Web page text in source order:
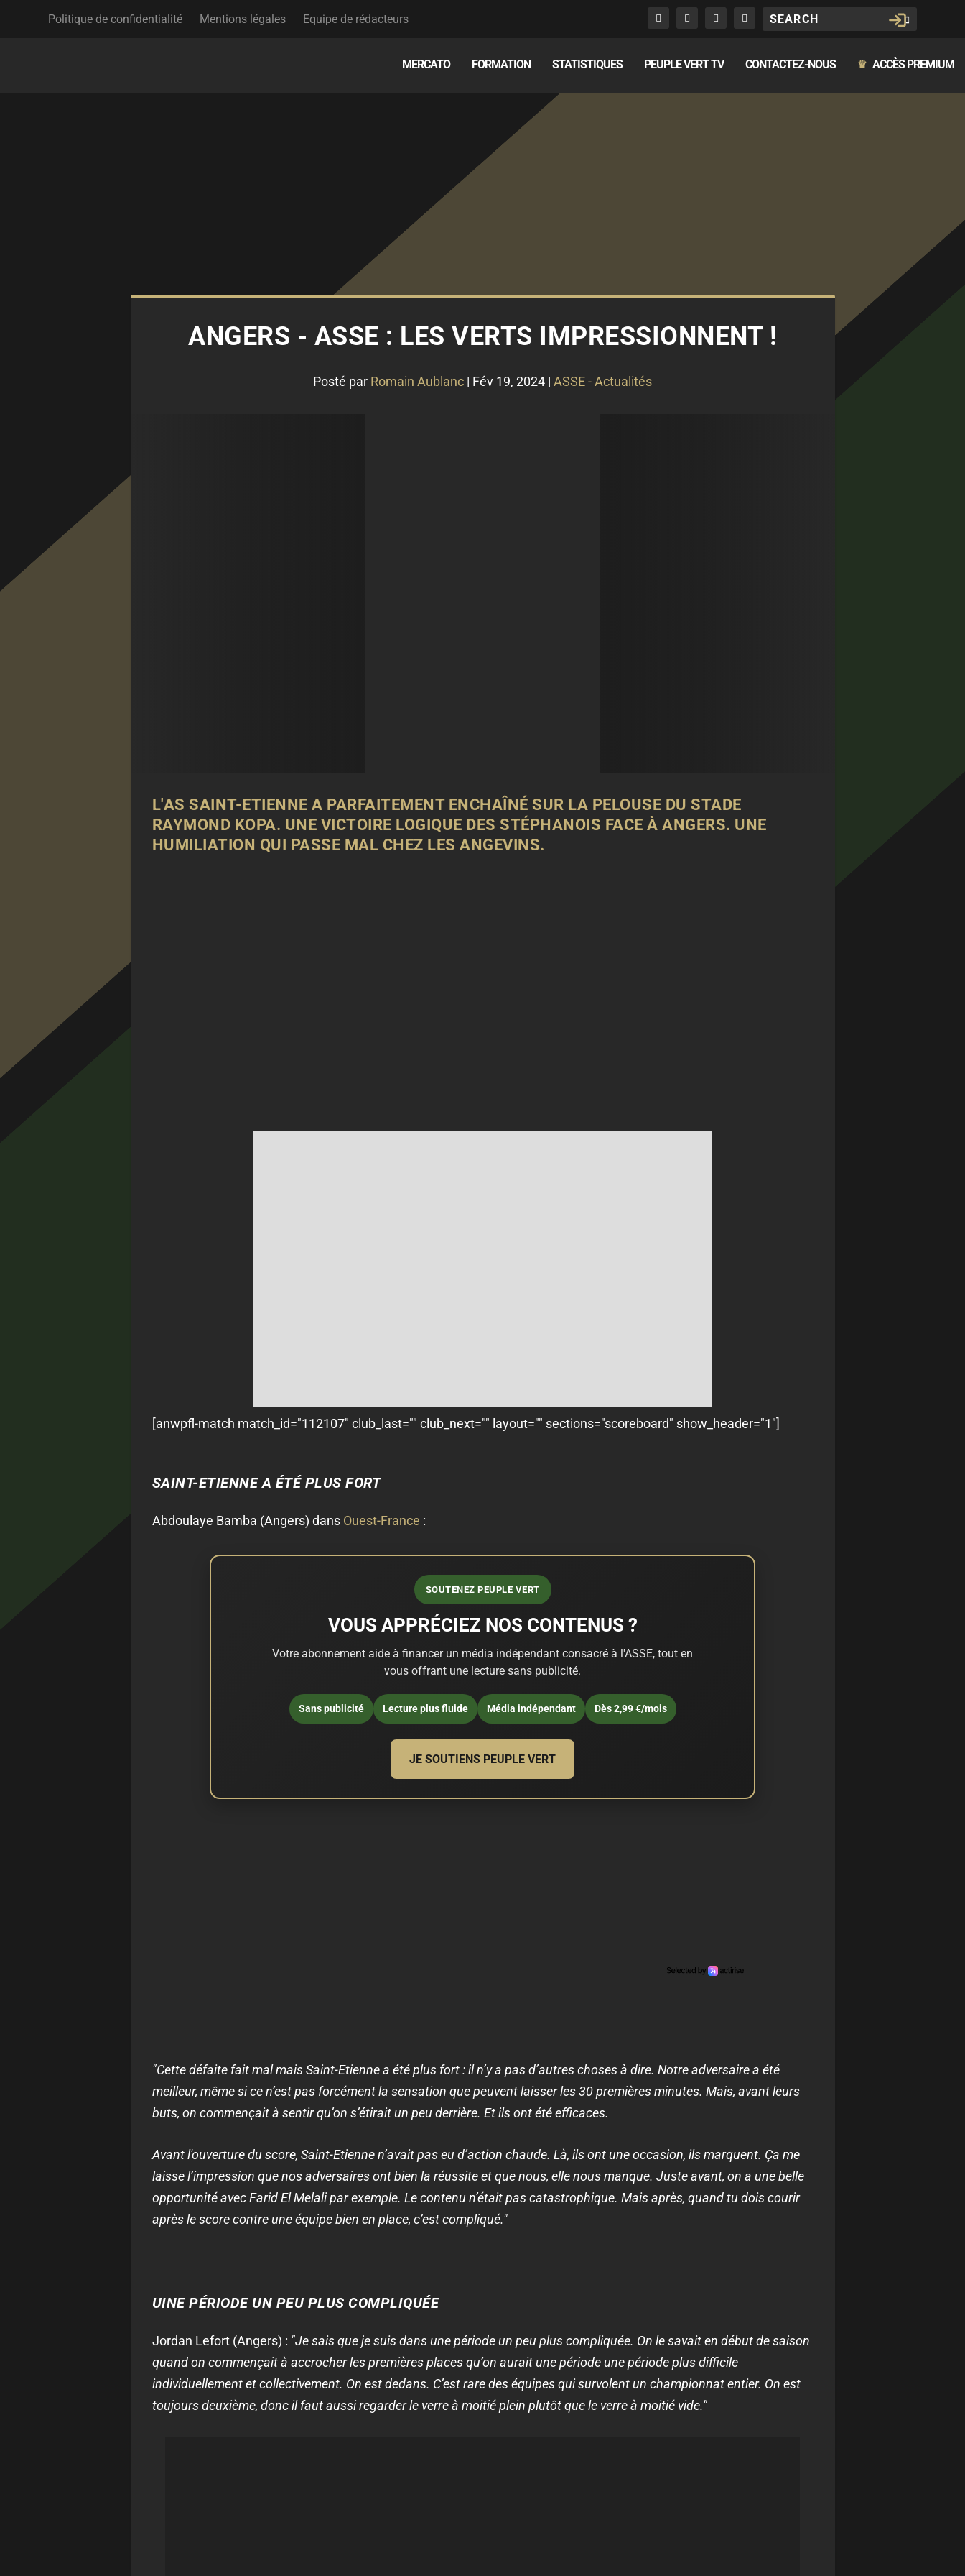
Politique de confidentialité Mentions légales Equipe de rédacteurs
MERCATO FORMATION STATISTIQUES PEUPLE VERT TV CONTACTEZ-NOUS ♛ ACCÈS PREMIUM
ANGERS - ASSE : LES VERTS IMPRESSIONNENT !
Posté par Romain Aublanc | Fév 19, 2024 | ASSE - Actualités
L'AS SAINT-ETIENNE A PARFAITEMENT ENCHAÎNÉ SUR LA PELOUSE DU STADE
RAYMOND KOPA. UNE VICTOIRE LOGIQUE DES STÉPHANOIS FACE À ANGERS. UNE
HUMILIATION QUI PASSE MAL CHEZ LES ANGEVINS.
[anwpfl-match match_id="112107" club_last="" club_next="" layout="" sections="scoreboard" show_header="1"]
SAINT-ETIENNE A ÉTÉ PLUS FORT
Abdoulaye Bamba (Angers) dans Ouest-France :
SOUTENEZ PEUPLE VERT
VOUS APPRÉCIEZ NOS CONTENUS ?
Votre abonnement aide à financer un média indépendant consacré à l'ASSE, tout en
vous offrant une lecture sans publicité.
Sans publicité Lecture plus fluide Média indépendant Dès 2,99 €/mois
JE SOUTIENS PEUPLE VERT
"Cette défaite fait mal mais Saint-Etienne a été plus fort : il n’y a pas d’autres choses à dire. Notre adversaire a été
meilleur, même si ce n’est pas forcément la sensation que peuvent laisser les 30 premières minutes. Mais, avant leurs
buts, on commençait à sentir qu’on s’étirait un peu derrière. Et ils ont été efficaces.
Avant l'ouverture du score, Saint-Etienne n’avait pas eu d’action chaude. Là, ils ont une occasion, ils marquent. Ça me
laisse l’impression que nos adversaires ont bien la réussite et que nous, elle nous manque. Juste avant, on a une belle
opportunité avec Farid El Melali par exemple. Le contenu n’était pas catastrophique. Mais après, quand tu dois courir
après le score contre une équipe bien en place, c’est compliqué."
UINE PÉRIODE UN PEU PLUS COMPLIQUÉE
Jordan Lefort (Angers) : "Je sais que je suis dans une période un peu plus compliquée. On le savait en début de saison
quand on commençait à accrocher les premières places qu’on aurait une période une période plus difficile
individuellement et collectivement. On est dedans. C’est rare des équipes qui survolent un championnat entier. On est
toujours deuxième, donc il faut aussi regarder le verre à moitié plein plutôt que le verre à moitié vide."